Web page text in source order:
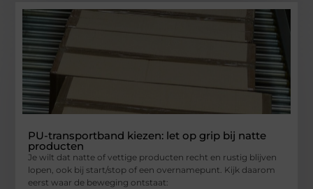
PU-transportband kiezen: let op grip bij natte
producten
Je wilt dat natte of vettige producten recht en rustig blijven
lopen, ook bij start/stop of een overnamepunt. Kijk daarom
eerst waar de beweging ontstaat: